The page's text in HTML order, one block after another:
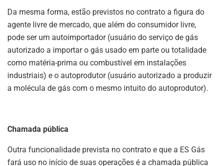
Da mesma forma, estão previstos no contrato a figura do
agente livre de mercado, que além do consumidor livre,
pode ser um autoimportador (usuário do serviço de gás
autorizado a importar o gás usado em parte ou totalidade
como matéria-prima ou combustível em instalações
industriais) e o autoprodutor (usuário autorizado a produzir
a molécula de gás com o mesmo intuito do autoprodutor).
Chamada pública
Outra funcionalidade prevista no contrato e que a ES Gás
fará uso no início de suas operações é a chamada pública